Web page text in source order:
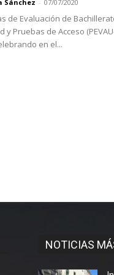
Sánchez - 07/07/2020
de Evaluación de
y Pruebas de Acceso
en el...
NOTICIAS